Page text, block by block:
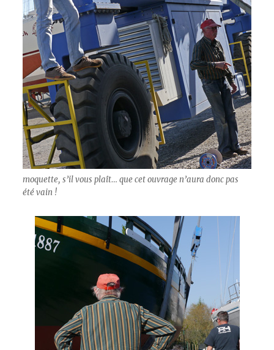
moquette, s’il vous plaît… que cet ouvrage n’aura donc pas
été vain !